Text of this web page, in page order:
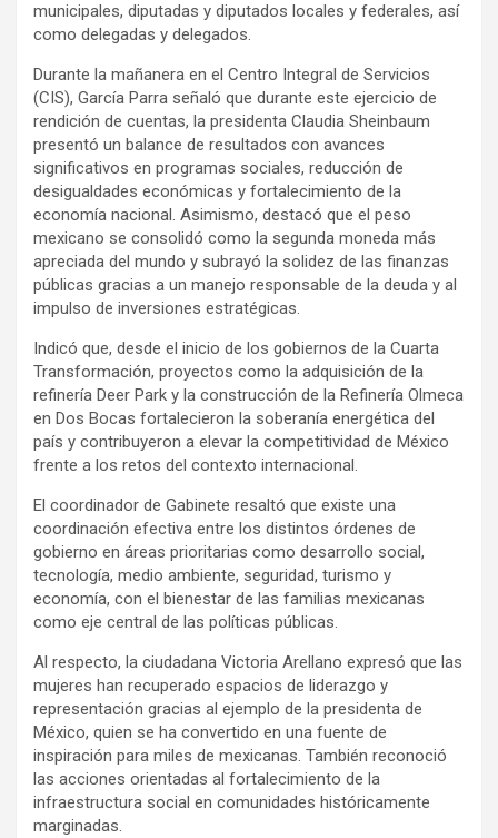
municipales, diputadas y diputados locales y federales, así
como delegadas y delegados.
Durante la mañanera en el Centro Integral de Servicios
(CIS), García Parra señaló que durante este ejercicio de
rendición de cuentas, la presidenta Claudia Sheinbaum
presentó un balance de resultados con avances
significativos en programas sociales, reducción de
desigualdades económicas y fortalecimiento de la
economía nacional. Asimismo, destacó que el peso
mexicano se consolidó como la segunda moneda más
apreciada del mundo y subrayó la solidez de las finanzas
públicas gracias a un manejo responsable de la deuda y al
impulso de inversiones estratégicas.
Indicó que, desde el inicio de los gobiernos de la Cuarta
Transformación, proyectos como la adquisición de la
refinería Deer Park y la construcción de la Refinería Olmeca
en Dos Bocas fortalecieron la soberanía energética del
país y contribuyeron a elevar la competitividad de México
frente a los retos del contexto internacional.
El coordinador de Gabinete resaltó que existe una
coordinación efectiva entre los distintos órdenes de
gobierno en áreas prioritarias como desarrollo social,
tecnología, medio ambiente, seguridad, turismo y
economía, con el bienestar de las familias mexicanas
como eje central de las políticas públicas.
Al respecto, la ciudadana Victoria Arellano expresó que las
mujeres han recuperado espacios de liderazgo y
representación gracias al ejemplo de la presidenta de
México, quien se ha convertido en una fuente de
inspiración para miles de mexicanas. También reconoció
las acciones orientadas al fortalecimiento de la
infraestructura social en comunidades históricamente
marginadas.